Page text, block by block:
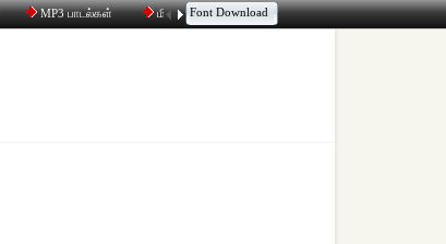
MP3 பாடல்கள் மின்னஞ்சல் திரட்டி உரையாடல்
Font Download